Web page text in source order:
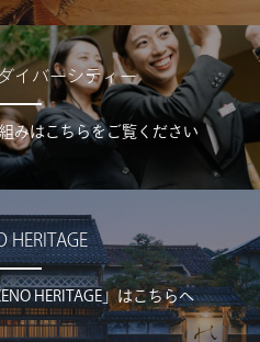
イバーシティー
みはこちらをご覧ください
HERITAGE
HERITAGE」はこちらへ